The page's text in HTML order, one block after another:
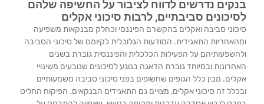
בנקים נדרשים לדווח לציבור על החשיפה שלהם
לסיכונים סביבתיים, לרבות סיכוני אקלים
סיכוני סביבה ואקלים בהקשרם הפיננסי וכחלק מבנקאות משפיעה
ומהאחריות התאגידית. המודעות הגלובלית לקיומם של סיכוני הסביבה
ולהשפעותיהם על הפעילות הכלכלית והפיננסית גוברת בשנים
האחרונות ובמיוחד גוברת הדאגה בנוגע לסיכונים שנובעים משינויי
אקלים. מבין כלל הגופים שחשופים בפני סיכוני סביבה משמעותיים
ובכלל זה סיכוני אקלים, מצויים גם התאגידים הבנקאים. הפיקוח החליט